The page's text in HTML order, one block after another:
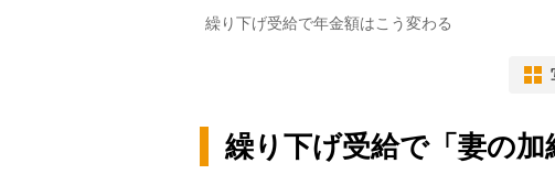
繰り下げ受給で年金額はこう変わる
繰り下げ受給で「妻の加